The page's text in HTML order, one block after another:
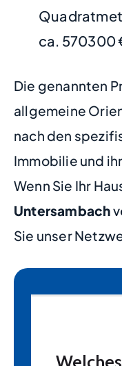
ca. 570300
Die genannten
allgemeine
nach den
Immobilie und
Wenn Sie Ihr
Untersambach
Sie unser